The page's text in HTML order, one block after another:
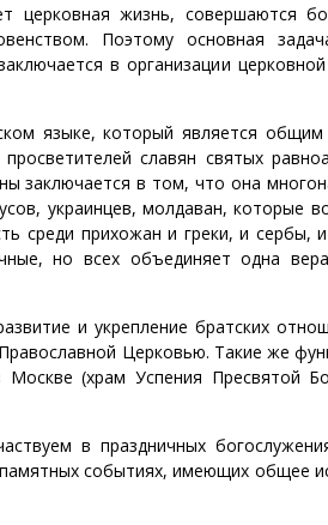
церковная жизнь, совершаются
Поэтому основная
в организации
языке, который является
славян святых
заключается в том, что она
украинцев, молдаван, которые
среди прихожан и греки, и сербы,
но всех объединяет одна
и укрепление братских
Церковью. Такие же
(храм Успения Пресвятой
в праздничных
событиях, имеющих общее